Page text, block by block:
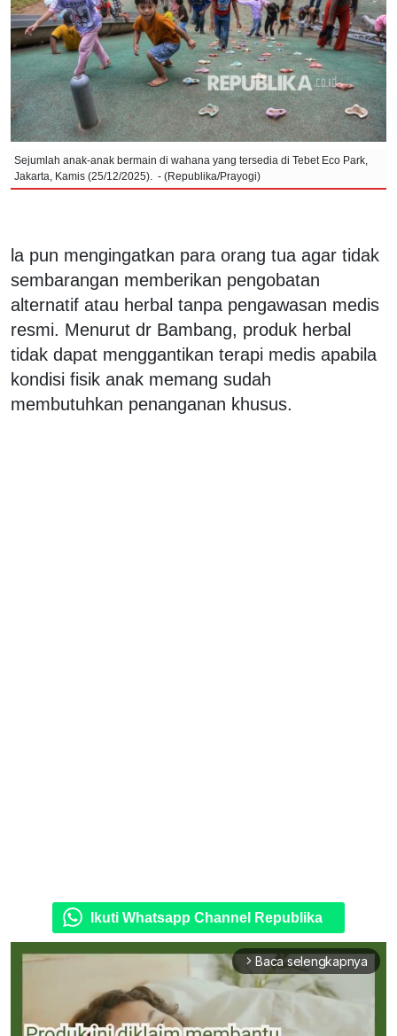
Sejumlah anak-anak bermain di wahana yang tersedia di Tebet Eco Park,
Jakarta, Kamis (25/12/2025). - (Republika/Prayogi)
la pun mengingatkan para orang tua agar tidak
sembarangan memberikan pengobatan
alternatif atau herbal tanpa pengawasan medis
resmi. Menurut dr Bambang, produk herbal
tidak dapat menggantikan terapi medis apabila
kondisi fisik anak memang sudah
membutuhkan penanganan khusus.
Ikuti Whatsapp Channel Republika
arrow_forward_ios Baca selengkapnya